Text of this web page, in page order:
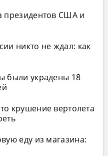
президентов США и
никто не ждал: как
были украдены 18
крушение вертолета
еду из магазина: